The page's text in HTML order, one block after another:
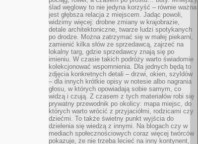
ślad węglowy to nie jedyna korzyść – równie ważna
jest głębsza relacja z miejscem. Jadąc powoli,
widzimy więcej: drobne zmiany w krajobrazie,
detale architektoniczne, twarze ludzi spotykanych
po drodze. Można zatrzymać się w małej piekarni,
zamienić kilka słów ze sprzedawcą, zajrzeć na
lokalny targ, gdzie sprzedawcy znają się po
imieniu. W czasie takich podróży warto świadomie
kolekcjonować wspomnienia. Dla jednych będą to
zdjęcia konkretnych detali – drzwi, okien, szyldów
– dla innych krótkie opisy w notesie albo nagrania
głosu, w których opowiadają sobie samym, co
widzą i czują. Z czasem z tych materiałów robi się
prywatny przewodnik po okolicy: mapa miejsc, do
których warto wrócić z przyjaciółmi, rodzicami czy
dziećmi. To także świetny punkt wyjścia do
dzielenia się wiedzą z innymi. Na blogach czy w
mediach społecznościowych coraz więcej twórców
pokazuje, że nie trzeba lecieć na inny kontynent,